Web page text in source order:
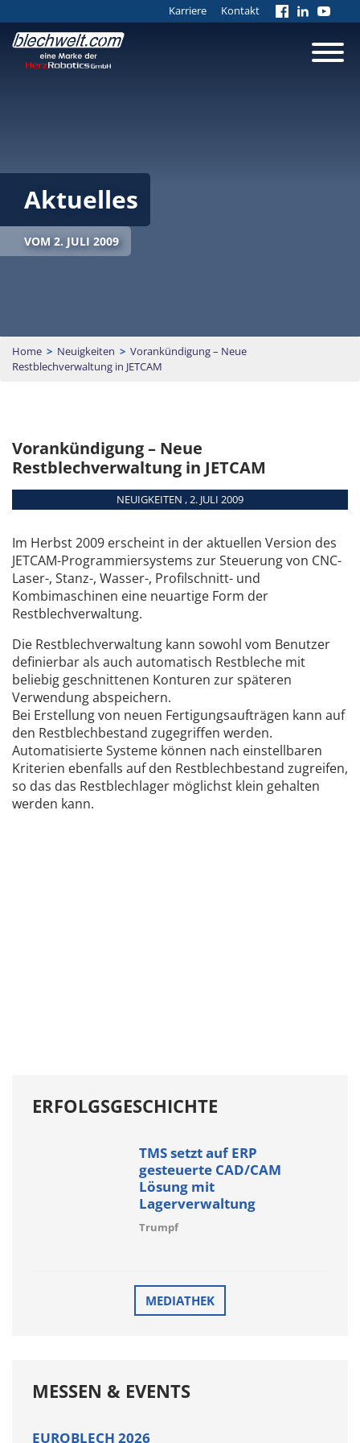
Karriere Kontakt
Aktuelles
VOM 2. JULI 2009
Home > Neuigkeiten > Vorankündigung – Neue
Restblechverwaltung in JETCAM
Vorankündigung – Neue
Restblechverwaltung in JETCAM
NEUIGKEITEN , 2. JULI 2009
Im Herbst 2009 erscheint in der aktuellen Version des
JETCAM-Programmiersystems zur Steuerung von CNC-
Laser-, Stanz-, Wasser-, Profilschnitt- und
Kombimaschinen eine neuartige Form der
Restblechverwaltung.
Die Restblechverwaltung kann sowohl vom Benutzer
definierbar als auch automatisch Restbleche mit
beliebig geschnittenen Konturen zur späteren
Verwendung abspeichern.
Bei Erstellung von neuen Fertigungsaufträgen kann auf
den Restblechbestand zugegriffen werden.
Automatisierte Systeme können nach einstellbaren
Kriterien ebenfalls auf den Restblechbestand zugreifen,
so das das Restblechlager möglichst klein gehalten
werden kann.
ERFOLGSGESCHICHTE
TMS setzt auf ERP
gesteuerte CAD/CAM
Lösung mit
Lagerverwaltung
Trumpf
MEDIATHEK
MESSEN & EVENTS
EUROBLECH 2026